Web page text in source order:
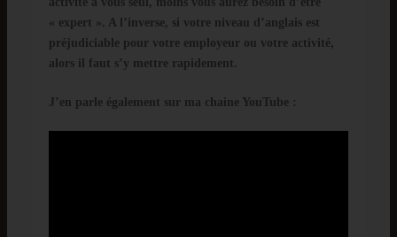
« expert ». A l’inverse, si votre niveau d’anglais est
préjudiciable pour votre employeur ou votre activité,
alors il faut s’y mettre rapidement.
J’en parle également sur ma chaine YouTube :